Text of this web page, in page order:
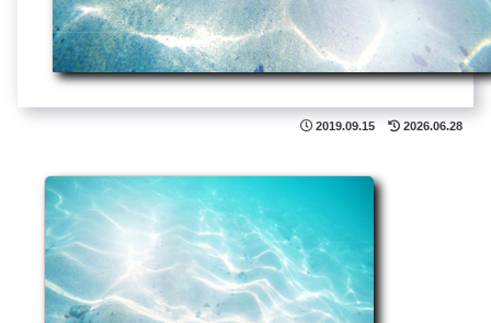
2019.09.15 2026.06.28